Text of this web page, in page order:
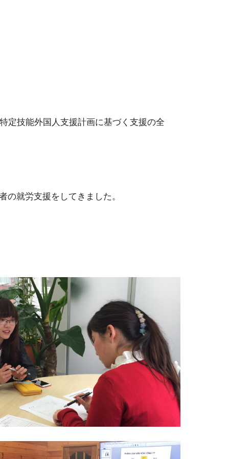
定技能外国人支援計画に基づく支援の全
就労支援をしてきました。